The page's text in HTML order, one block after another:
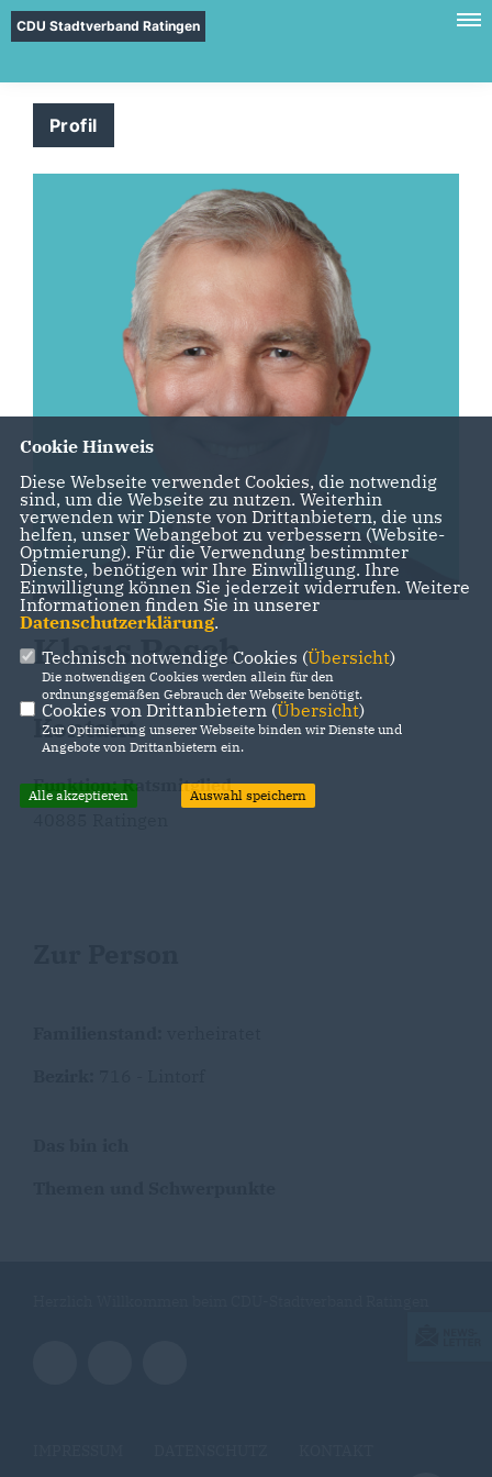
CDU Stadtverband Ratingen
Profil
Klaus Pesch
Kontakt
Funktion: Ratsmitglied
Cookie Hinweis
Diese Webseite verwendet Cookies, die notwendig
sind, um die Webseite zu nutzen. Weiterhin
verwenden wir Dienste von Drittanbietern, die uns
helfen, unser Webangebot zu verbessern (Website-
Optmierung). Für die Verwendung bestimmter
Dienste, benötigen wir Ihre Einwilligung. Ihre
Einwilligung können Sie jederzeit widerrufen. Weitere
Informationen finden Sie in unserer
Datenschutzerklärung.
Technisch notwendige Cookies (Übersicht)
Die notwendigen Cookies werden allein für den
ordnungsgemäßen Gebrauch der Webseite benötigt.
Cookies von Drittanbietern (Übersicht)
Zur Optimierung unserer Webseite binden wir Dienste und
Angebote von Drittanbietern ein.
Alle akzeptieren Auswahl speichern